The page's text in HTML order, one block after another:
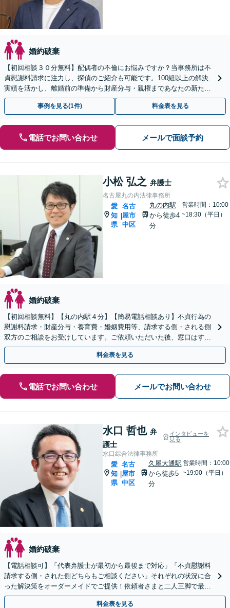
婚約破棄
【初回相談３０分無料】配偶者の不倫にお悩みですか？当事務所は不
貞慰謝料請求に注力し、探偵のご紹介も可能です。100組以上の解決
実績を活かし、離婚前の準備から財産分与・親権まであなたの新たな
一歩を全力支援。LINE予約も受付中です。
事例を見る(1件) 料金表を見る
電話でお問い合わせ メールで面談予約
小松 弘之 弁護士
名古屋丸の内法律事務所
愛
知
県
|
名古
屋市
中区
丸の内駅
から徒歩4
分
営業時間：10:00
~18:30（平日）
婚約破棄
【初回相談無料】【丸の内駅４分】【簡易電話相談あり】不貞行為の
慰謝料請求・財産分与・養育費・婚姻費用等、請求する側・される側
双方のご相談をお受けしています。ご依頼いただいた後、窓口はすべ
て弁護士になりますので安心です。まずはご相談ください。
料金表を見る
電話でお問い合わせ メールでお問い合わせ
水口 哲也 弁
護士
インタビューを
見る
水口綜合法律事務所
愛
知
県
|
名古
屋市
中区
久屋大通駅
から徒歩5
分
営業時間：10:00
~19:00（平日）
婚約破棄
【電話相談可】「代表弁護士が最初から最後まで対応」「不貞慰謝料
請求する側・された側どちらもご相談ください」それぞれの状況に合
った解決策をオーダーメイドでご提供！依頼者さまと二人三脚で最適
なゴールを目指す【休日・夜間相談可】
料金表を見る